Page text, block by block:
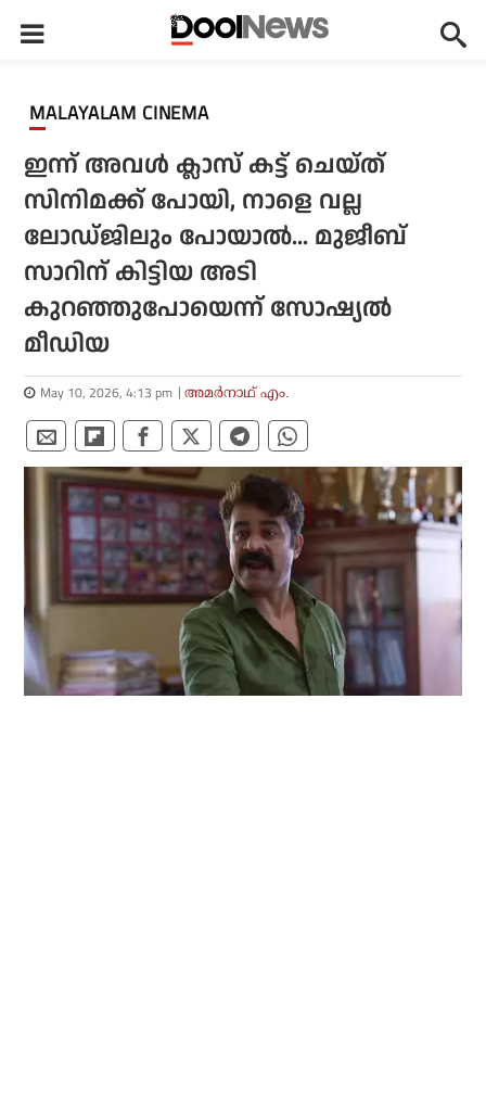
MALAYALAM CINEMA
ഇന്ന് അവള്‍ ക്ലാസ് കട്ട് ചെയ്ത്
സിനിമക്ക് പോയി, നാളെ വല്ല
ലോഡ്ജിലും പോയാല്‍... മുജീബ്
സാറിന് കിട്ടിയ അടി
കുറഞ്ഞുപോയെന്ന് സോഷ്യല്‍
മീഡിയ
May 10, 2026, 4:13 pm അമര്‍നാഥ് എം.